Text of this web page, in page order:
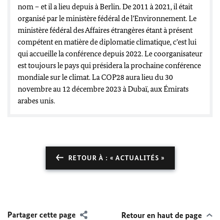
nom – et il a lieu depuis à Berlin. De 2011 à 2021, il était
organisé par le ministère fédéral de l’Environnement. Le
ministère fédéral des Affaires étrangères étant à présent
compétent en matière de diplomatie climatique, c’est lui
qui accueille la conférence depuis 2022. Le coorganisateur
est toujours le pays qui présidera la prochaine conférence
mondiale sur le climat. La COP28 aura lieu du 30
novembre au 12 décembre 2023 à Dubaï, aux Émirats
arabes unis.
RETOUR À : « ACTUALITÉS »
Partager cette page Retour en haut de page